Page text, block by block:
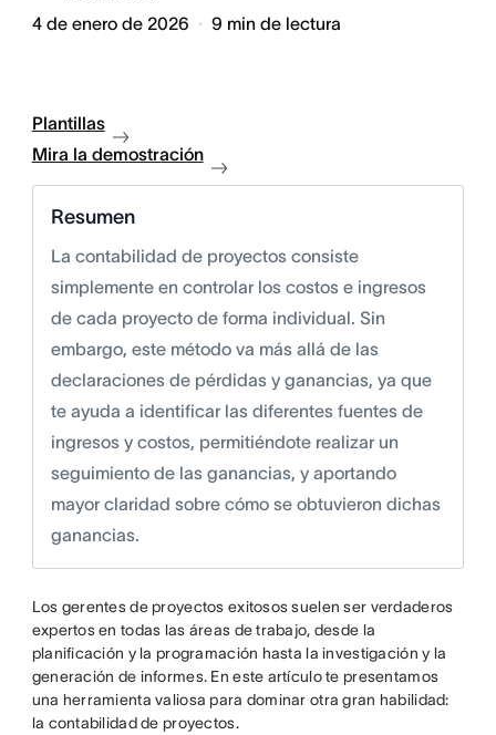
4 de enero de 2026 9 min de lectura
Plantillas
Mira la demostración
Resumen
La contabilidad de proyectos consiste
simplemente en controlar los costos e ingresos
de cada proyecto de forma individual. Sin
embargo, este método va más allá de las
declaraciones de pérdidas y ganancias, ya que
te ayuda a identificar las diferentes fuentes de
ingresos y costos, permitiéndote realizar un
seguimiento de las ganancias, y aportando
mayor claridad sobre cómo se obtuvieron dichas
ganancias.
Los gerentes de proyectos exitosos suelen ser verdaderos
expertos en todas las áreas de trabajo, desde la
planificación y la programación hasta la investigación y la
generación de informes. En este artículo te presentamos
una herramienta valiosa para dominar otra gran habilidad:
la contabilidad de proyectos.